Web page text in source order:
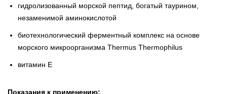
гидролизованный морской пептид, богатый таурином,
незаменимой аминокислотой
биотехнологический ферментный комплекс на основе
морского микроорганизма Thermus Thermophilus
витамин Е
Показания к применению: